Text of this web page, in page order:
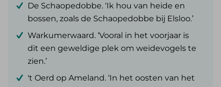
De Schaopedobbe. ‘Ik hou van heide en
bossen, zoals de Schaopedobbe bij Elsloo.’
Warkumerwaard. ‘Vooral in het voorjaar is
dit een geweldige plek om weidevogels te
zien.’
't Oerd op Ameland. ‘In het oosten van het